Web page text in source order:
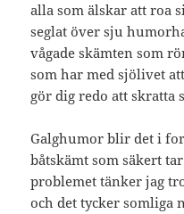
alla som älskar att roa
seglat över sju
vågade skämten som
som har med sjölivet
gör dig redo att skratta
Galghumor blir det i
båtskämt som säkert
problemet tänker jag
och det tycker somliga